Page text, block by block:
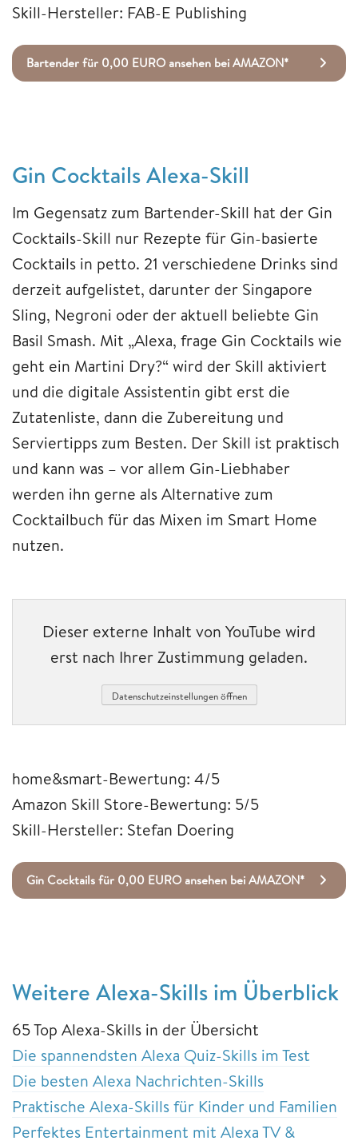
Skill-Hersteller: FAB-E Publishing
Bartender für 0,00 EURO ansehen bei AMAZON*
Gin Cocktails Alexa-Skill
Im Gegensatz zum Bartender-Skill hat der Gin
Cocktails-Skill nur Rezepte für Gin-basierte
Cocktails in petto. 21 verschiedene Drinks sind
derzeit aufgelistet, darunter der Singapore
Sling, Negroni oder der aktuell beliebte Gin
Basil Smash. Mit „Alexa, frage Gin Cocktails wie
geht ein Martini Dry?“ wird der Skill aktiviert
und die digitale Assistentin gibt erst die
Zutatenliste, dann die Zubereitung und
Serviertipps zum Besten. Der Skill ist praktisch
und kann was – vor allem Gin-Liebhaber
werden ihn gerne als Alternative zum
Cocktailbuch für das Mixen im Smart Home
nutzen.
Dieser externe Inhalt von YouTube wird
erst nach Ihrer Zustimmung geladen.
Datenschutzeinstellungen öffnen
home&smart-Bewertung: 4/5
Amazon Skill Store-Bewertung: 5/5
Skill-Hersteller: Stefan Doering
Gin Cocktails für 0,00 EURO ansehen bei AMAZON*
Weitere Alexa-Skills im Überblick
65 Top Alexa-Skills in der Übersicht
Die spannendsten Alexa Quiz-Skills im Test
Die besten Alexa Nachrichten-Skills
Praktische Alexa-Skills für Kinder und Familien
Perfektes Entertainment mit Alexa TV &